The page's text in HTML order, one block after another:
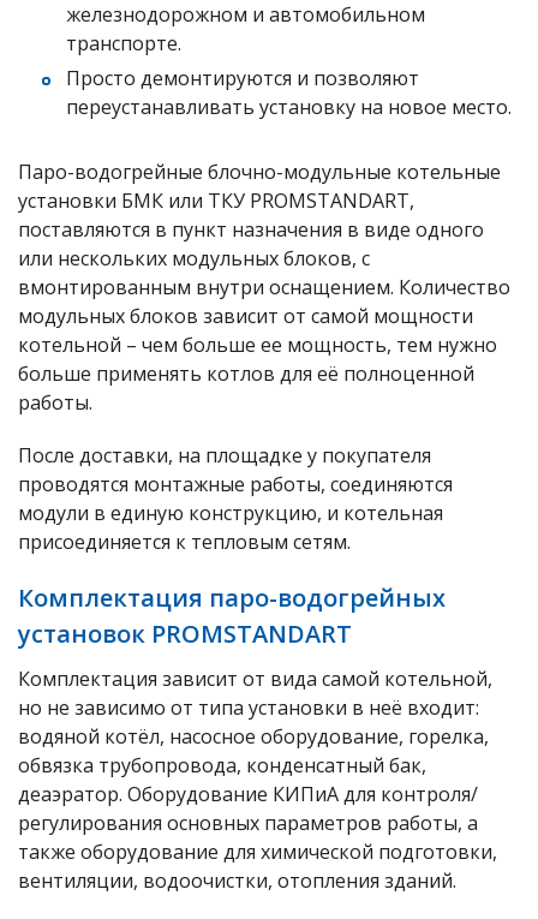
железнодорожном и автомобильном
транспорте.
Просто демонтируются и позволяют
переустанавливать установку на новое место.
Паро-водогрейные блочно-модульные котельные
установки БМК или ТКУ PROMSTANDART,
поставляются в пункт назначения в виде одного
или нескольких модульных блоков, с
вмонтированным внутри оснащением. Количество
модульных блоков зависит от самой мощности
котельной – чем больше ее мощность, тем нужно
больше применять котлов для её полноценной
работы.
После доставки, на площадке у покупателя
проводятся монтажные работы, соединяются
модули в единую конструкцию, и котельная
присоединяется к тепловым сетям.
Комплектация паро-водогрейных
установок PROMSTANDART
Комплектация зависит от вида самой котельной,
но не зависимо от типа установки в неё входит:
водяной котёл, насосное оборудование, горелка,
обвязка трубопровода, конденсатный бак,
деаэратор. Оборудование КИПиА для контроля/
регулирования основных параметров работы, а
также оборудование для химической подготовки,
вентиляции, водоочистки, отопления зданий.